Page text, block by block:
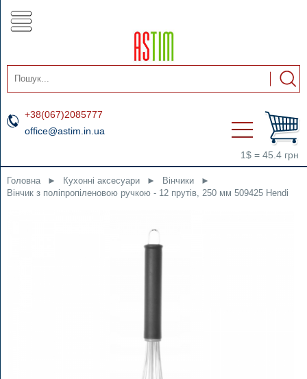
+38(067)2085777
office@astim.in.ua
1$ = 45.4 грн
Головна ► Кухонні аксесуари ► Вінчики
►
Вінчик з поліпропіленовою ручкою - 12 прутів, 250 мм 509425 Hendi